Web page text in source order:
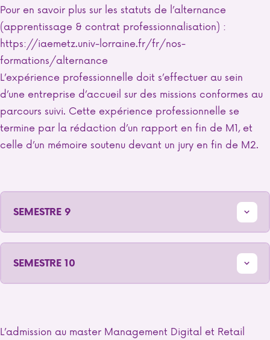
Pour en savoir plus sur les statuts de l’alternance
(apprentissage & contrat professionnalisation) :
https://iaemetz.univ-lorraine.fr/fr/nos-
formations/alternance
L’expérience professionnelle doit s’effectuer au sein
d’une entreprise d’accueil sur des missions conformes au
parcours suivi. Cette expérience professionnelle se
termine par la rédaction d’un rapport en fin de M1, et
celle d’un mémoire soutenu devant un jury en fin de M2.
SEMESTRE 9
SEMESTRE 10
L’admission au master Management Digital et Retail